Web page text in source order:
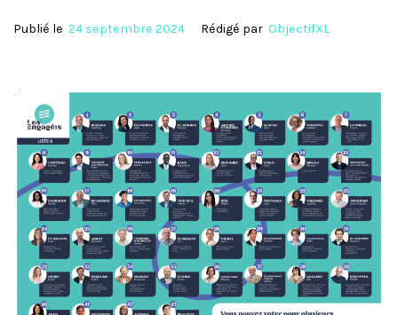
Publié le 24 septembre 2024 Rédigé par ObjectifXL